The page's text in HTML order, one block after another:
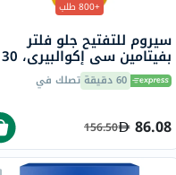
+800 طلب
سيروم للتفتيح جلو فلتر
بفيتامين سي إكوالبيري، 30
مل 60 دقيقة تصلك في
86.08
156.50